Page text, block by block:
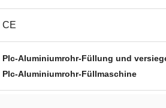
CE
Plc-Aluminiumrohr-Füllung und
Plc-Aluminiumrohr-Füllmaschine